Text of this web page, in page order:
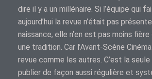
dire il y a un millénaire. Si l’équipe qui
aujourd’hui la revue n’était pas
naissance, elle n’en est pas moins
une tradition. Car l’Avant-Scène
revue comme les autres. C’est la seule
publier de façon aussi régulière et